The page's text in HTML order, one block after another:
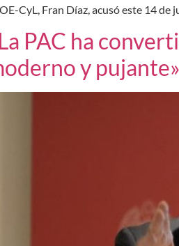
CyL, Fran Díaz, acusó este 14
PAC ha
y pujante»